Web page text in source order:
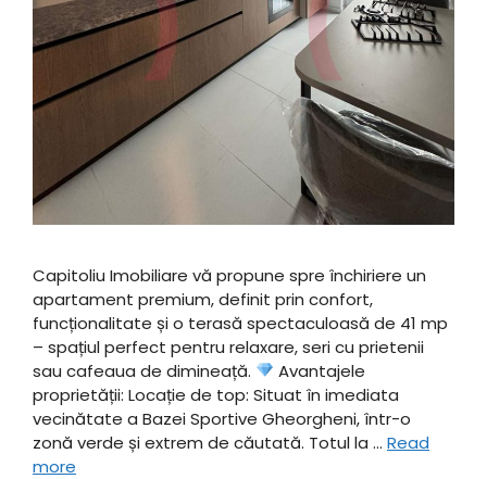
Capitoliu Imobiliare vă propune spre închiriere un
apartament premium, definit prin confort,
funcționalitate și o terasă spectaculoasă de 41 mp
– spațiul perfect pentru relaxare, seri cu prietenii
sau cafeaua de dimineață. ​
Avantajele
proprietății: ​Locație de top: Situat în imediata
vecinătate a Bazei Sportive Gheorgheni, într-o
zonă verde și extrem de căutată. ​Totul la … Read
more